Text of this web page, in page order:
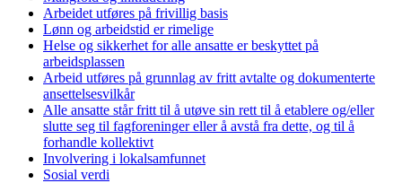
Arbeidet utføres på frivillig basis
Lønn og arbeidstid er rimelige
Helse og sikkerhet for alle ansatte er beskyttet på
arbeidsplassen
Arbeid utføres på grunnlag av fritt avtalte og dokumenterte
ansettelsesvilkår
Alle ansatte står fritt til å utøve sin rett til å etablere og/eller
slutte seg til fagforeninger eller å avstå fra dette, og til å
forhandle kollektivt
Involvering i lokalsamfunnet
Sosial verdi